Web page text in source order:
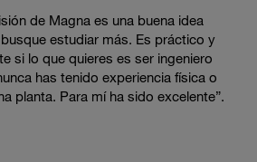
de Magna es una buena idea
estudiar más. Es práctico y
si lo que quieres es ser ingeniero
has tenido experiencia física o
planta. Para mí ha sido excelente”.